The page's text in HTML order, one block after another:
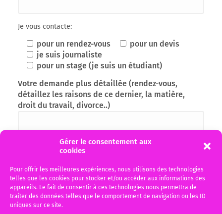
Gérer le consentement aux
cookies
Pour offrir les meilleures expériences, nous utilisons des technologies
telles que les cookies pour stocker et/ou accéder aux informations des
appareils. Le fait de consentir à ces technologies nous permettra de
traiter des données telles que le comportement de navigation ou les ID
uniques sur ce site.
Je vous contacte:
pour un rendez-vous
pour un devis
je suis journaliste
pour un stage (je suis un étudiant)
Votre demande plus détaillée (rendez-vous,
détaillez les raisons de ce dernier, la matière,
droit du travail, divorce..)